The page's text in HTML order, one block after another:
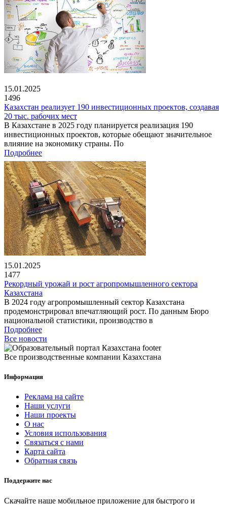
15.01.2025
1496
Казахстан реализует 190 инвестиционных проектов, создавая
20 тыс. рабочих мест
В Казахстане в 2025 году планируется реализация 190
инвестиционных проектов, которые обещают значительное
влияние на экономику страны. По
Подробнее
15.01.2025
1477
Рекордный урожай и рост агропромышленного сектора
Казахстана
В 2024 году агропромышленный сектор Казахстана
продемонстрировал впечатляющий рост. По данным Бюро
национальной статистики, производство в
Подробнее
Все новости
Все производственные компании Казахстана
Информация
Реклама на сайте
Наши услуги
Наши проекты
О нас
Условия использования
Связаться с нами
Карта сайта
Обратная связь
Поддержите нас
Скачайте наше мобильное приложение для быстрого и